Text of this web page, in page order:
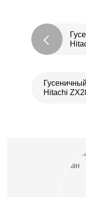
Hitachi